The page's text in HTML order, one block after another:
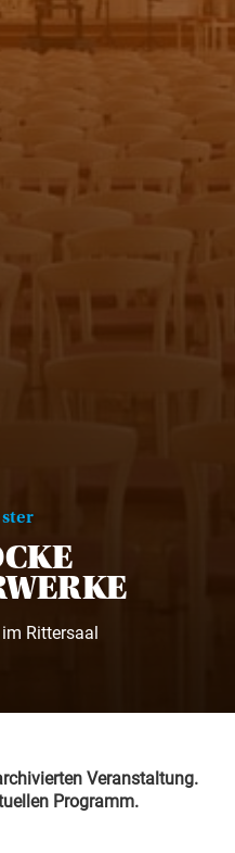
Rittersaal
Veranstaltung.
Programm.